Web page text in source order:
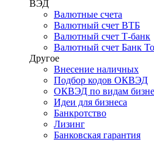
ВЭД
Валютные счета
Валютный счет ВТБ
Валютный счет Т-банк
Валютный счет Банк
Другое
Внесение наличных
Подбор кодов ОКВЭД
ОКВЭД по видам
Идеи для бизнеса
Банкротство
Лизинг
Банковская гарантия